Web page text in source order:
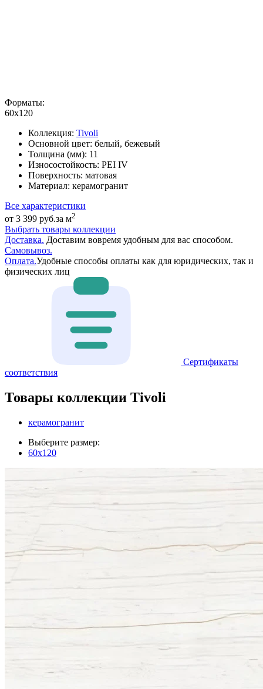
Форматы:
60x120
Коллекция: Tivoli
Основной цвет: белый, бежевый
Толщина (мм): 11
Износостойкость: PEI IV
Поверхность: матовая
Материал: керамогранит
Все характеристики
от 3 399 руб.за м2
Выбрать товары коллекции
Доставка. Доставим вовремя удобным для вас способом.
Самовывоз.
Оплата.Удобные способы оплаты как для юридических, так и
физических лиц
Сертификаты
соответствия
Товары коллекции Tivoli
керамогранит
Выберите размер:
60x120